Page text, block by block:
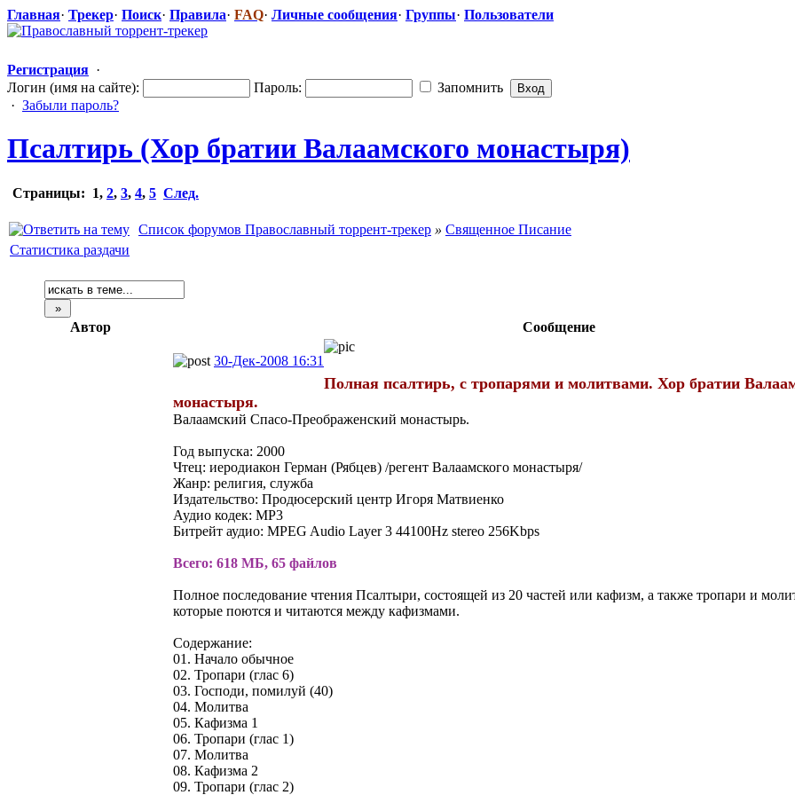
Главная· Трекер· Поиск· Правила· FAQ· Личные сообщения· Группы· Пользователи
Регистрация ·
Логин (имя на сайте):
Пароль:
Запомнить
· Забыли пароль?
Псалтирь (Хор братии Валаамского монастыря)
Страницы: 1, 2, 3, 4, 5 След.
Список форумов Православный торрент-трекер » Священное Писание
Статистика раздачи
Автор Сообщение
30-Дек-2008 16:31
Полная псалтирь, с тропарями и молитвами. Хор братии
монастыря.
Валаамский Спасо-Преображенский монастырь.
Год выпуска: 2000
Чтец: иеродиакон Герман (Рябцев) /регент Валаамского монастыря/
Жанр: религия, служба
Издательство: Продюсерский центр Игоря Матвиенко
Аудио кодек: MP3
Битрейт аудио: MPEG Audio Layer 3 44100Hz stereo 256Kbps
Всего: 618 МБ, 65 файлов
Полное последование чтения Псалтыри, состоящей из 20 частей или кафизм, а также тропари и
которые поются и читаются между кафизмами.
Содержание:
01. Начало обычное
02. Тропари (глас 6)
03. Господи, помилуй (40)
04. Молитва
05. Кафизма 1
06. Тропари (глас 1)
07. Молитва
08. Кафизма 2
09. Тропари (глас 2)